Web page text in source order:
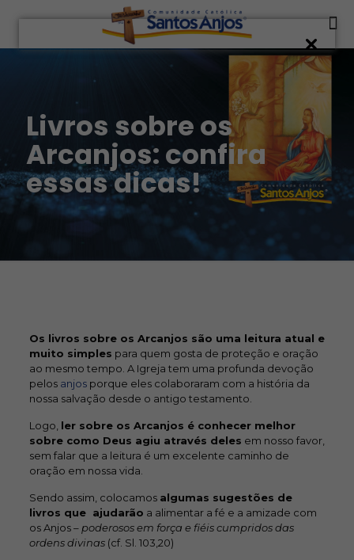
Livros sobre os
Arcanjos: confira
essas dicas!
Os livros sobre os Arcanjos são uma leitura atual e
muito simples para quem gosta de proteção e oração
ao mesmo tempo. A Igreja tem uma profunda devoção
pelos anjosporque eles colaboraram com a história da
nossa salvação desde o antigo testamento.
Logo, ler sobre os Arcanjos é conhecer melhor
sobre como Deus agiu através deles em nosso favor,
sem falar que a leitura é um excelente caminho de
oração em nossa vida.
Sendo assim, colocamos algumas sugestões de
livros que ajudarão a alimentar a fé e a amizade com
os Anjos – poderosos em força e fiéis cumpridos das
ordens divinas (cf. Sl. 103,20)